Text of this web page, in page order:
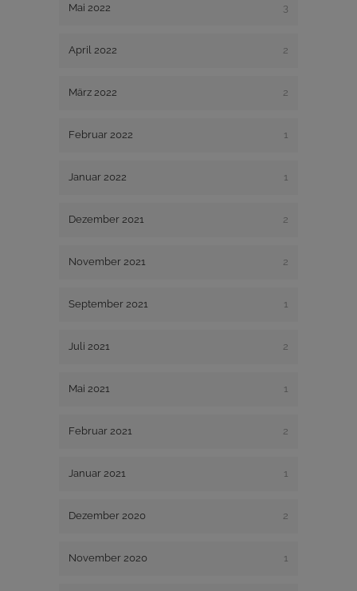
Mai 2022 3
April 2022 2
März 2022 2
Februar 2022 1
Januar 2022 1
Dezember 2021 2
November 2021 2
September 2021 1
Juli 2021 2
Mai 2021 1
Februar 2021 2
Januar 2021 1
Dezember 2020 2
November 2020 1